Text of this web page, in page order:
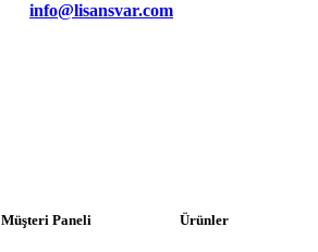
info@lisansvar.com
Müşteri Paneli Ürünler